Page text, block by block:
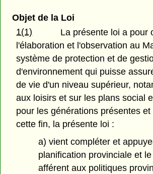
Objet de la Loi
1(1)
La présente loi a pour
l'élaboration et l'observation au
système de protection et de
d'environnement qui puisse
de vie d'un niveau supérieur,
aux loisirs et sur les plans social
pour les générations présentes
cette fin, la présente loi :
a) vient compléter et
planification provinciale et
afférent aux politiques